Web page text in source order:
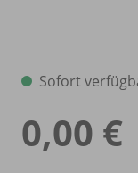
Sofort
0,00 €